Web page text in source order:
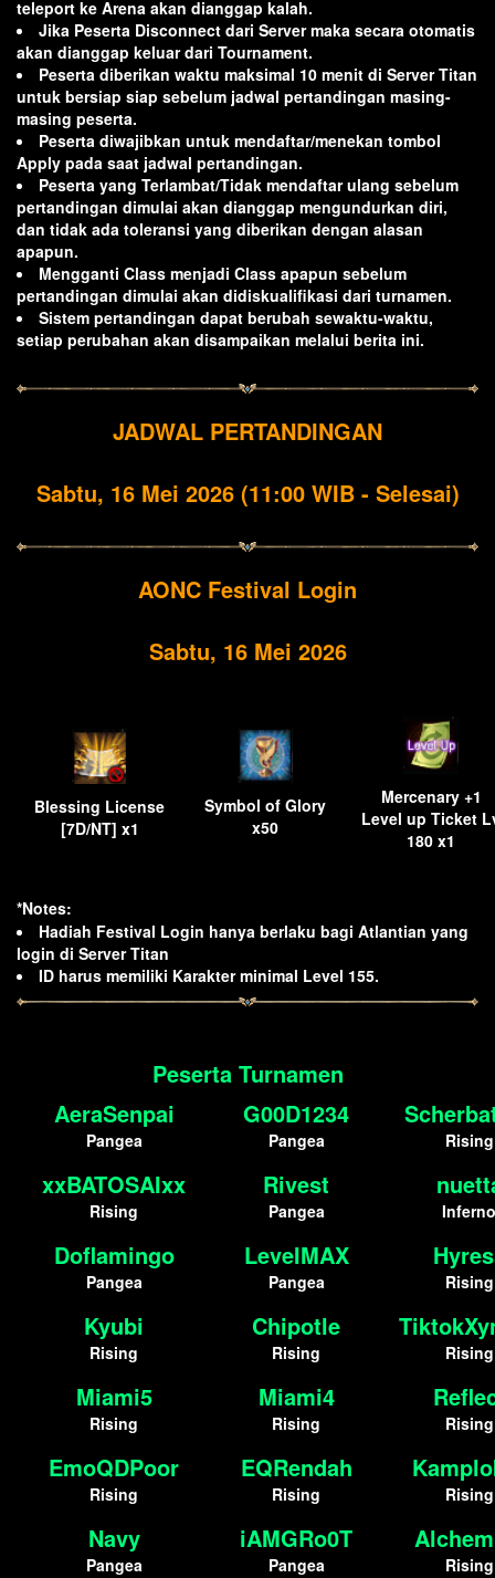
teleport ke Arena akan dianggap kalah.
Jika Peserta Disconnect dari Server maka secara otomatis
akan dianggap keluar dari Tournament.
Peserta diberikan waktu maksimal 10 menit di Server Titan
untuk bersiap siap sebelum jadwal pertandingan masing-
masing peserta.
Peserta diwajibkan untuk mendaftar/menekan tombol
Apply pada saat jadwal pertandingan.
Peserta yang Terlambat/Tidak mendaftar ulang sebelum
pertandingan dimulai akan dianggap mengundurkan diri,
dan tidak ada toleransi yang diberikan dengan alasan
apapun.
Mengganti Class menjadi Class apapun sebelum
pertandingan dimulai akan didiskualifikasi dari turnamen.
Sistem pertandingan dapat berubah sewaktu-waktu,
setiap perubahan akan disampaikan melalui berita ini.
JADWAL PERTANDINGAN
Sabtu, 16 Mei 2026 (11:00 WIB - Selesai)
AONC Festival Login
Sabtu, 16 Mei 2026
Blessing License
[7D/NT] x1
Symbol of Glory
x50
Mercenary +1
Level up Ticket
180 x1
*Notes:
Hadiah Festival Login hanya berlaku bagi Atlantian yang
login di Server Titan
ID harus memiliki Karakter minimal Level 155.
Peserta Turnamen
AeraSenpai
Pangea
G00D1234
Pangea Rising
xxBATOSAIxx
Rising
Rivest
Pangea Inferno
Doflamingo
Pangea
LeveIMAX
Pangea Rising
Kyubi
Rising
Chipotle
Rising Rising
Miami5
Rising
Miami4
Rising Rising
EmoQDPoor
Rising
EQRendah
Rising Rising
Navy
Pangea
iAMGRo0T
Pangea Rising